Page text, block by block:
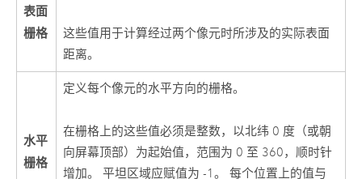
表面
栅格
这些值用于计算经过两个像元时所涉及的实际表面
距离。
水平
栅格
定义每个像元的水平方向的栅格。
在栅格上的这些值必须是整数，以北纬 0 度（或朝
向屏幕顶部）为起始值，范围为 0 至 360，顺时针
增加。 平坦区域应赋值为 -1。 每个位置上的值与